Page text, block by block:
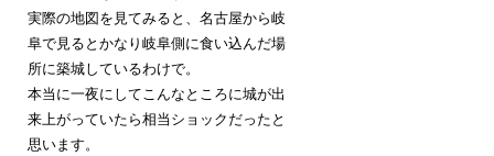
実際の地図を見てみると、名古屋から岐
阜で見るとかなり岐阜側に食い込んだ場
所に築城しているわけで。
本当に一夜にしてこんなところに城が出
来上がっていたら相当ショックだったと
思います。